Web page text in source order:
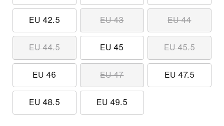
EU 42.5 EU 43 EU 44
EU 44.5 EU 45 EU 45.5
EU 46 EU 47 EU 47.5
EU 48.5 EU 49.5